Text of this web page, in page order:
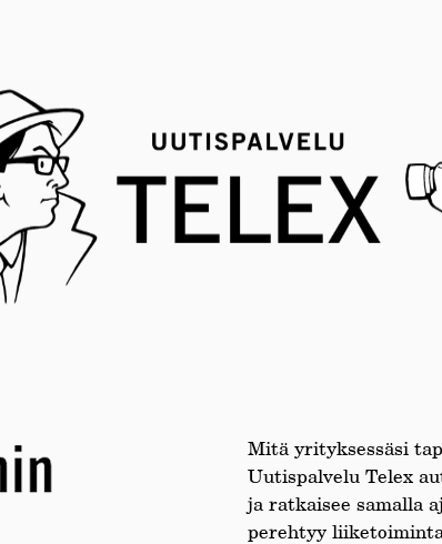
Mitä yrityksessäsi
Uutispalvelu Telex
ja ratkaisee samalla
perehtyy